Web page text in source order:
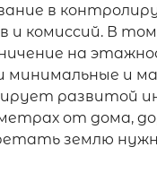
в
комиссий. В том
на
минимальные и
развитой
от дома,
землю